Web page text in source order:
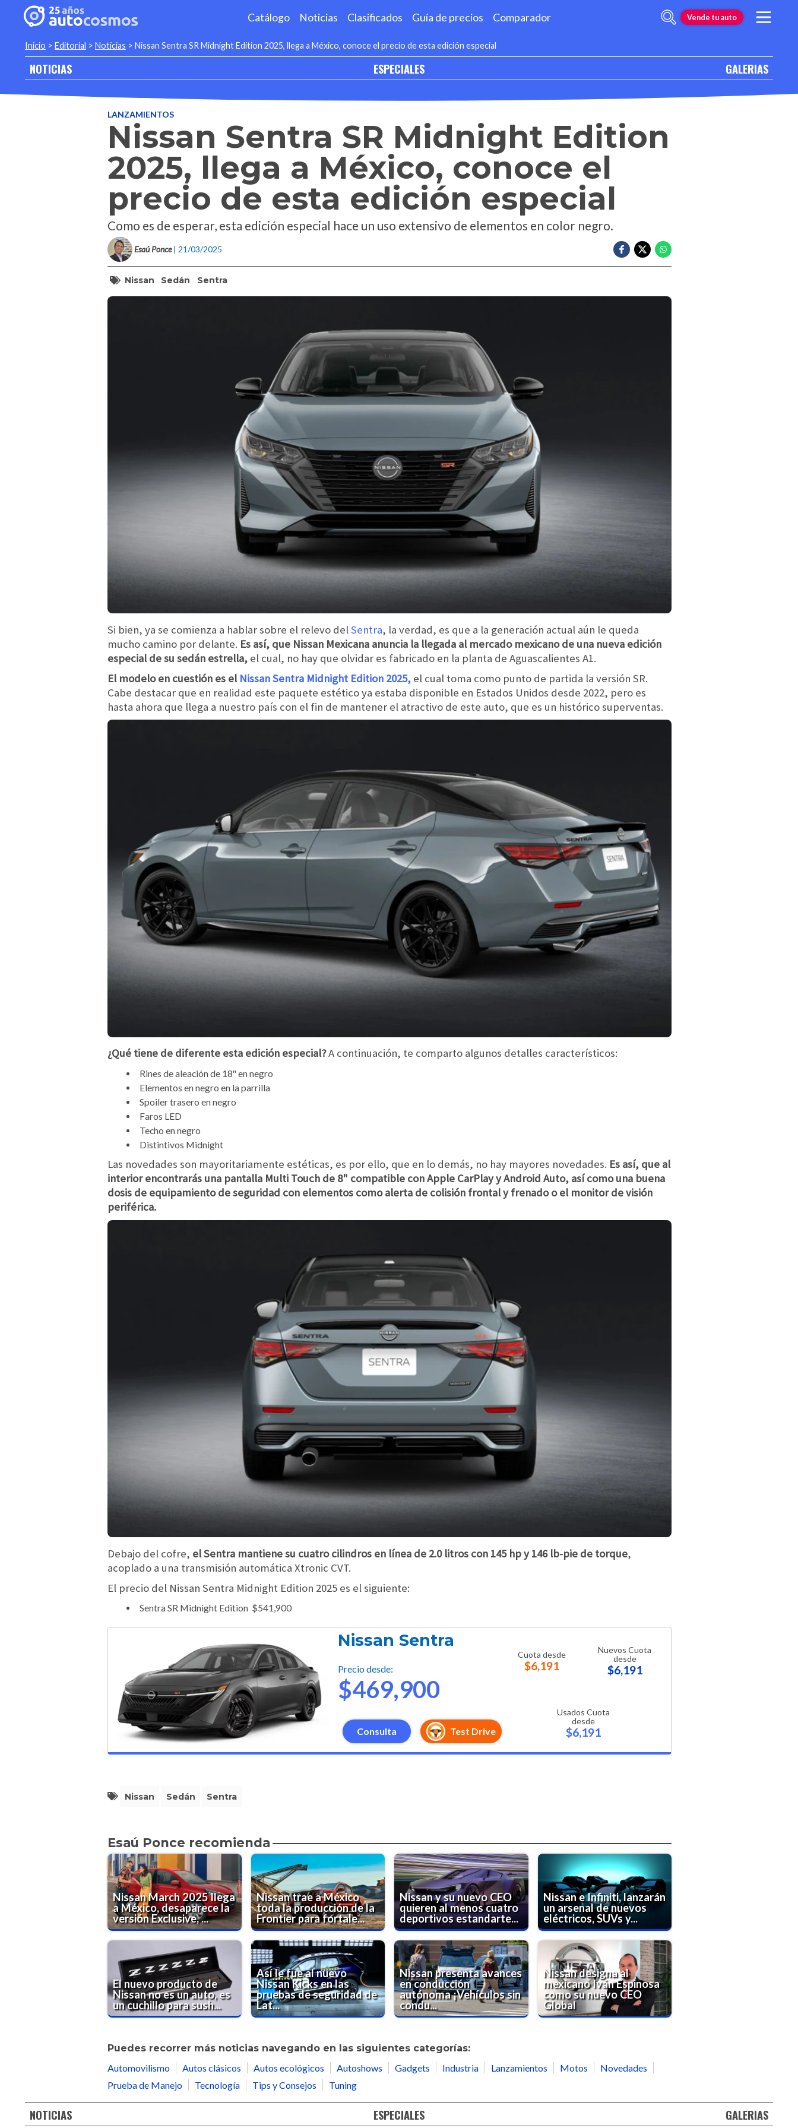
Catálogo Noticias Clasificados Guía de precios Comparador Vende tu auto
Inicio > Editorial > Noticias > Nissan Sentra SR Midnight Edition 2025, llega a México, conoce el precio de esta edición especial
NOTICIAS ESPECIALES GALERIAS
LANZAMIENTOS
Nissan Sentra SR Midnight Edition
2025, llega a México, conoce el
precio de esta edición especial
Como es de esperar, esta edición especial hace un uso extensivo de elementos en color negro.
Esaú Ponce | 21/03/2025
Nissan Sedán Sentra
Si bien, ya se comienza a hablar sobre el relevo delSentra, la verdad, es que a la generación actual aún le queda
mucho camino por delante. Es así, que Nissan Mexicana anuncia la llegada al mercado mexicano de una nueva edición
especial de su sedán estrella, el cual, no hay que olvidar es fabricado en la planta de Aguascalientes A1.
El modelo en cuestión es el Nissan Sentra Midnight Edition 2025, el cual toma como punto de partida la versión SR.
Cabe destacar que en realidad este paquete estético ya estaba disponible en Estados Unidos desde 2022, pero es
hasta ahora que llega a nuestro país con el fin de mantener el atractivo de este auto, que es un histórico superventas.
¿Qué tiene de diferente esta edición especial?A continuación, te comparto algunos detalles característicos:
Rines de aleación de 18" en negro
Elementos en negro en la parrilla
Spoiler trasero en negro
Faros LED
Techo en negro
Distintivos Midnight
Las novedades son mayoritariamente estéticas, es por ello, que en lo demás, no hay mayores novedades. Es así, que al
interior encontrarás una pantalla Multi Touch de 8" compatible con Apple CarPlay y Android Auto, así como una buena
dosis de equipamiento de seguridad con elementos como alerta de colisión frontal y frenado o el monitor de visión
periférica.
Debajo del cofre, el Sentra mantiene su cuatro cilindros en línea de 2.0 litros con 145 hp y 146 lb-pie de torque,
acoplado a una transmisión automática Xtronic CVT.
El precio del Nissan Sentra Midnight Edition 2025 es el siguiente:
Sentra SR Midnight Edition $541,900
Nissan Sentra
Precio desde:
$469,900
Consulta Test Drive
Cuota desde
$6,191
Nuevos Cuota
desde
$6,191
Usados Cuota
desde
$6,191
Nissan Sedán Sentra
Esaú Ponce recomienda
Nissan March 2025 llega
a México, desaparece la
versión Exclusive, ...
Nissan trae a México
toda la producción de la
Frontier para fortale...
Nissan y su nuevo CEO
quieren al menos cuatro
deportivos estandarte...
Nissan e Infiniti, lanzarán
un arsenal de nuevos
eléctricos, SUVs y...
El nuevo producto de
Nissan no es un auto, es
un cuchillo para sush...
Así le fue al nuevo
Nissan Kicks en las
pruebas de seguridad de
Lat...
Nissan presenta avances
en conducción
autónoma ¡Vehículos sin
condu...
Nissan designa al
mexicano Iván Espinosa
como su nuevo CEO
Global
Puedes recorrer más noticias navegando en las siguientes categorías:
Automovilismo
Autos clásicos Autos ecológicos Autoshows Gadgets Industria Lanzamientos Motos
Novedades
Prueba de Manejo
Tecnología Tips y Consejos Tuning
NOTICIAS ESPECIALES GALERIAS